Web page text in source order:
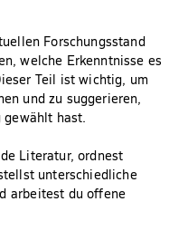
Forschungsstand
welche Erkenntnisse es
Teil ist wichtig, um
und zu suggerieren,
hast.
Literatur, ordnest
unterschiedliche
arbeitest du offene